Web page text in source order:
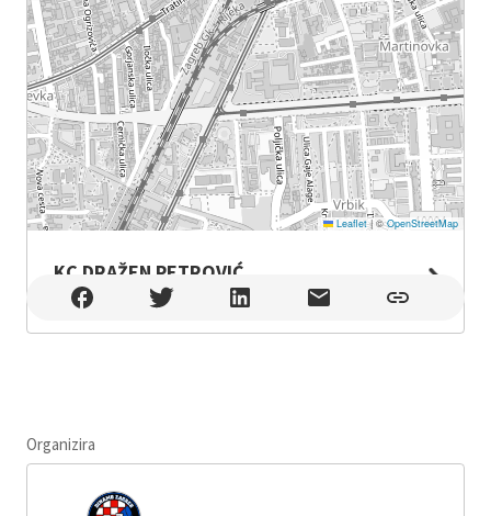
Leaflet |©OpenStreetMap
KC DRAŽEN PETROVIĆ
KC DRAŽEN PETROVIĆ , Zagreb
Organizira